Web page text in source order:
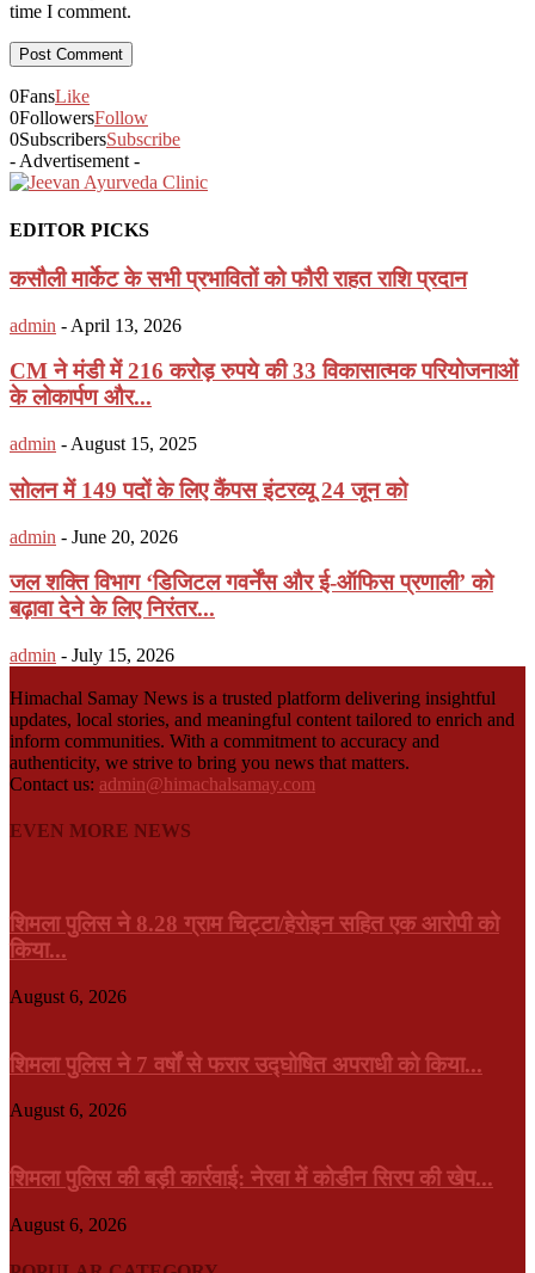
time I comment.
0FansLike
0FollowersFollow
0SubscribersSubscribe
- Advertisement -
EDITOR PICKS
कसौली मार्केट के सभी प्रभावितों को फौरी राहत राशि प्रदान
admin - April 13, 2026
CM ने मंडी में 216 करोड़ रुपये की 33 विकासात्मक परियोजनाओं
के लोकार्पण और...
admin - August 15, 2025
सोलन में 149 पदों के लिए कैंपस इंटरव्यू 24 जून को
admin - June 20, 2026
जल शक्ति विभाग ‘डिजिटल गवर्नेंस और ई-ऑफिस प्रणाली’ को
बढ़ावा देने के लिए निरंतर...
admin - July 15, 2026
Himachal Samay News is a trusted platform delivering insightful
updates, local stories, and meaningful content tailored to enrich and
inform communities. With a commitment to accuracy and
authenticity, we strive to bring you news that matters.
Contact us: admin@himachalsamay.com
EVEN MORE NEWS
शिमला पुलिस ने 8.28 ग्राम चिट्टा/हेरोइन सहित एक आरोपी को
किया...
August 6, 2026
शिमला पुलिस ने 7 वर्षों से फरार उद्घोषित अपराधी को किया...
August 6, 2026
शिमला पुलिस की बड़ी कार्रवाई: नेरवा में कोडीन सिरप की खेप...
August 6, 2026